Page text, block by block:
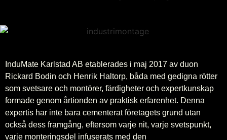
InduMate Karlstad AB etablerades i maj 2017 av duon
Rickard Bodin och Henrik Haltorp, båda med gedigna rötter
som svetsare och montörer, färdigheter och expertkunskap
formade genom årtionden av praktisk erfarenhet. Denna
expertis har inte bara cementerat företagets grund utan
också dess framgång, eftersom varje nit, varje svetspunkt,
varje monteringsdel infuserats med den